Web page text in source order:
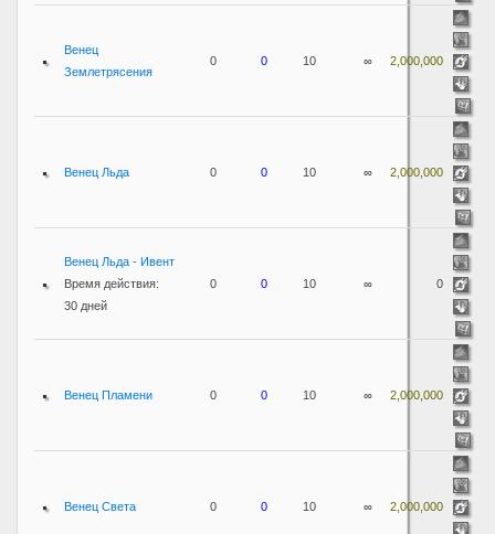
Венец
Землетрясения
0 0 10 ∞ 2,000,000
Венец Льда 0 0 10 ∞ 2,000,000
Венец Льда - Ивент
Время действия:
30 дней
0 0 10 ∞ 0
Венец Пламени 0 0 10 ∞ 2,000,000
Венец Света 0 0 10 ∞ 2,000,000